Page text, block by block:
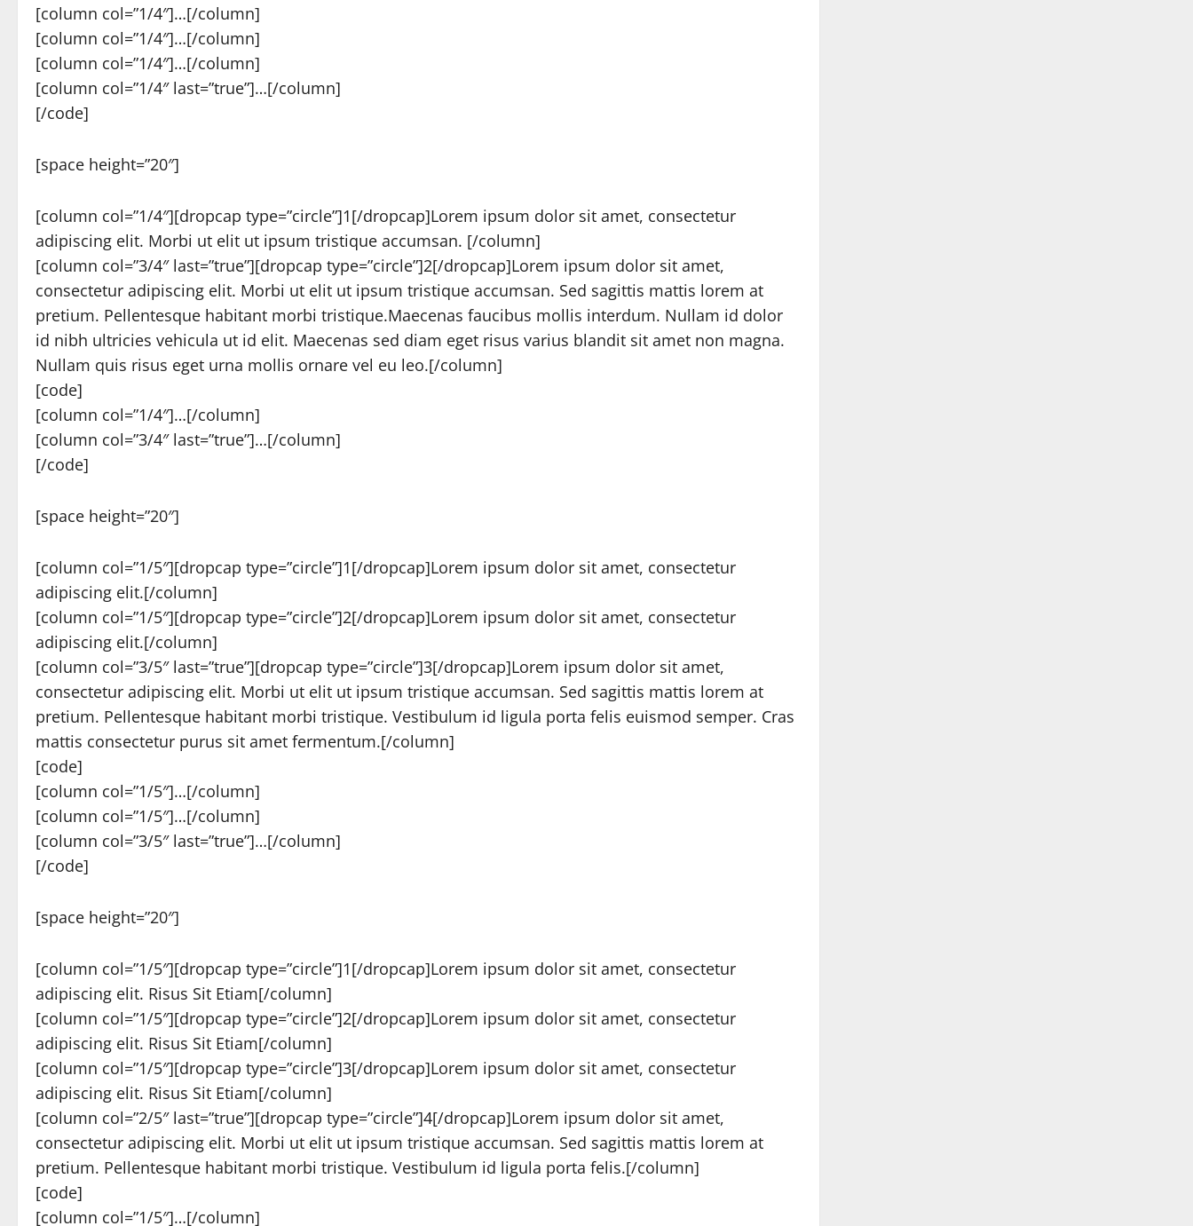
[column col=”1/4″]…[/column]
[column col=”1/4″]…[/column]
[column col=”1/4″]…[/column]
[column col=”1/4″ last=”true”]…[/column]
[/code]
[space height=”20″]
[column col=”1/4″][dropcap type=”circle”]1[/dropcap]Lorem ipsum dolor sit amet, consectetur
adipiscing elit. Morbi ut elit ut ipsum tristique accumsan. [/column]
[column col=”3/4″ last=”true”][dropcap type=”circle”]2[/dropcap]Lorem ipsum dolor sit amet,
consectetur adipiscing elit. Morbi ut elit ut ipsum tristique accumsan. Sed sagittis mattis lorem at
pretium. Pellentesque habitant morbi tristique.Maecenas faucibus mollis interdum. Nullam id dolor
id nibh ultricies vehicula ut id elit. Maecenas sed diam eget risus varius blandit sit amet non magna.
Nullam quis risus eget urna mollis ornare vel eu leo.[/column]
[code]
[column col=”1/4″]…[/column]
[column col=”3/4″ last=”true”]…[/column]
[/code]
[space height=”20″]
[column col=”1/5″][dropcap type=”circle”]1[/dropcap]Lorem ipsum dolor sit amet, consectetur
adipiscing elit.[/column]
[column col=”1/5″][dropcap type=”circle”]2[/dropcap]Lorem ipsum dolor sit amet, consectetur
adipiscing elit.[/column]
[column col=”3/5″ last=”true”][dropcap type=”circle”]3[/dropcap]Lorem ipsum dolor sit amet,
consectetur adipiscing elit. Morbi ut elit ut ipsum tristique accumsan. Sed sagittis mattis lorem at
pretium. Pellentesque habitant morbi tristique. Vestibulum id ligula porta felis euismod semper. Cras
mattis consectetur purus sit amet fermentum.[/column]
[code]
[column col=”1/5″]…[/column]
[column col=”1/5″]…[/column]
[column col=”3/5″ last=”true”]…[/column]
[/code]
[space height=”20″]
[column col=”1/5″][dropcap type=”circle”]1[/dropcap]Lorem ipsum dolor sit amet, consectetur
adipiscing elit. Risus Sit Etiam[/column]
[column col=”1/5″][dropcap type=”circle”]2[/dropcap]Lorem ipsum dolor sit amet, consectetur
adipiscing elit. Risus Sit Etiam[/column]
[column col=”1/5″][dropcap type=”circle”]3[/dropcap]Lorem ipsum dolor sit amet, consectetur
adipiscing elit. Risus Sit Etiam[/column]
[column col=”2/5″ last=”true”][dropcap type=”circle”]4[/dropcap]Lorem ipsum dolor sit amet,
consectetur adipiscing elit. Morbi ut elit ut ipsum tristique accumsan. Sed sagittis mattis lorem at
pretium. Pellentesque habitant morbi tristique. Vestibulum id ligula porta felis.[/column]
[code]
[column col=”1/5″]…[/column]